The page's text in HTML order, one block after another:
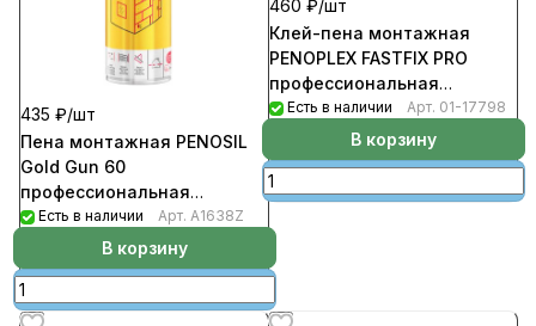
435 ₽/шт
Пена монтажная PENOSIL
Gold Gun 60
профессиональная
универсальная 750мл
(12шт/уп; 672шт/пал)
Есть в наличии Арт. A1638Z
В корзину
460 ₽/шт
Клей-пена монтажная
PENOPLEX FASTFIX PRO
профессиональная
всесезонная 750мл (12шт/
Есть в наличии Арт. 01-17798
В корзину